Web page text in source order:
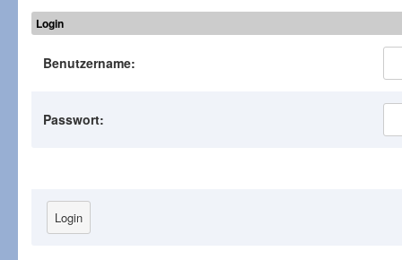
Login
Benutzername:
Passwort: